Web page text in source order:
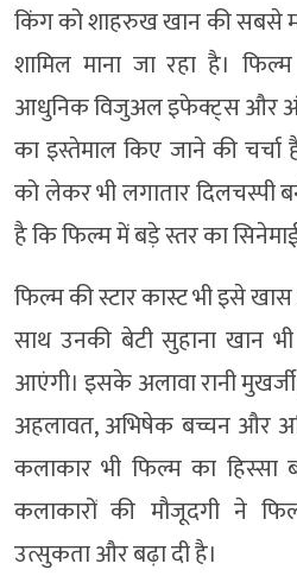
किंग को शाहरुख खान की सबसे
शामिल माना जा रहा है।
आधुनिक विजुअल इफेक्ट्स और
का इस्तेमाल किए जाने की
को लेकर भी लगातार दिलचस्पी
है कि फिल्म में बड़े स्तर का
फिल्म की स्टार कास्ट भी इसे
साथ उनकी बेटी सुहाना खान
आएंगी। इसके अलावा रानी
अहलावत, अभिषेक बच्चन और
कलाकार भी फिल्म का
कलाकारों की मौजूदगी ने
उत्सुकता और बढ़ा दी है।